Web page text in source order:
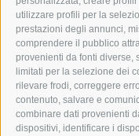
utilizzare profili per la
prestazioni degli annunci,
comprendere il pubblico
provenienti da fonti diverse,
limitati per la selezione dei
rilevare frodi, correggere
contenuto, salvare e
combinare dati provenienti
dispositivi, identificare i
ERKER
PUBBLICITÀ
PUBBLICITÀ ONLINE
ADDEBITO DIRETTO
REGOLAMENTO
ONLINE VOTING